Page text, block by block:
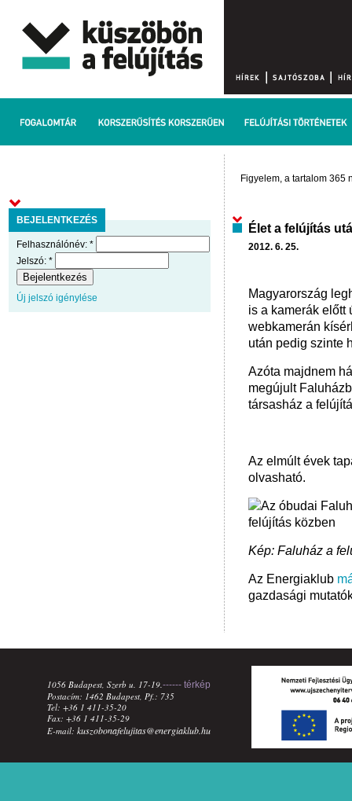
Figyelem, a tartalom 365
BEJELENTKEZÉS
Felhasználónév: *
Jelszó: *
Új jelszó igénylése
Élet a felújítás
2012. 6. 25.
Magyarország
is a kamerák előtt
webkamerán
után pedig szinte
Azóta majdnem
megújult
társasház a
Az elmúlt évek
olvasható.
Kép: Faluház a
Az Energiaklub
gazdasági
1056 Budapest, Szerb u. 17-19.------ térkép
Postacím: 1462 Budapest, Pf.: 735
Tel: +36 1 411-35-20
Fax: +36 1 411-35-29
E-mail: kuszobonafelujitas@energiaklub.hu